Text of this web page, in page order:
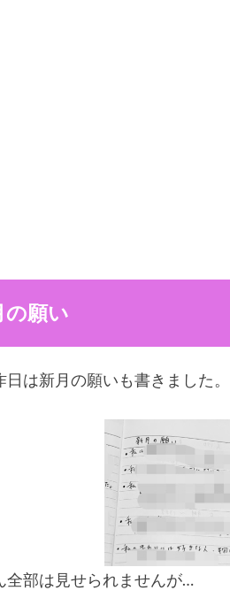
の願い
日は新月の願いも書きました。
全部は見せられませんが…